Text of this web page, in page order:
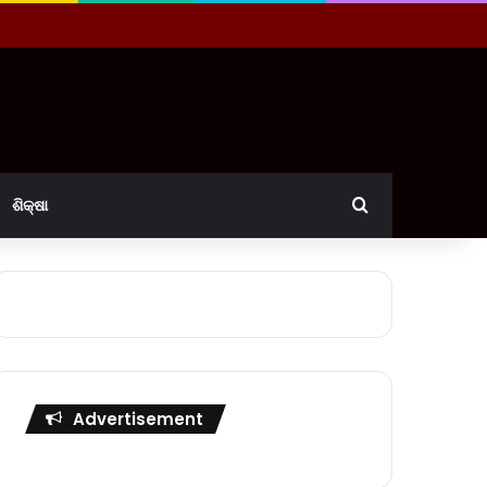
ଶିକ୍ଷା Search for
Advertisement